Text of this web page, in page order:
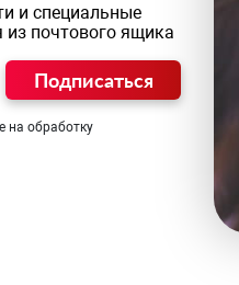
и специальные
из почтового ящика
Подписаться
на обработку